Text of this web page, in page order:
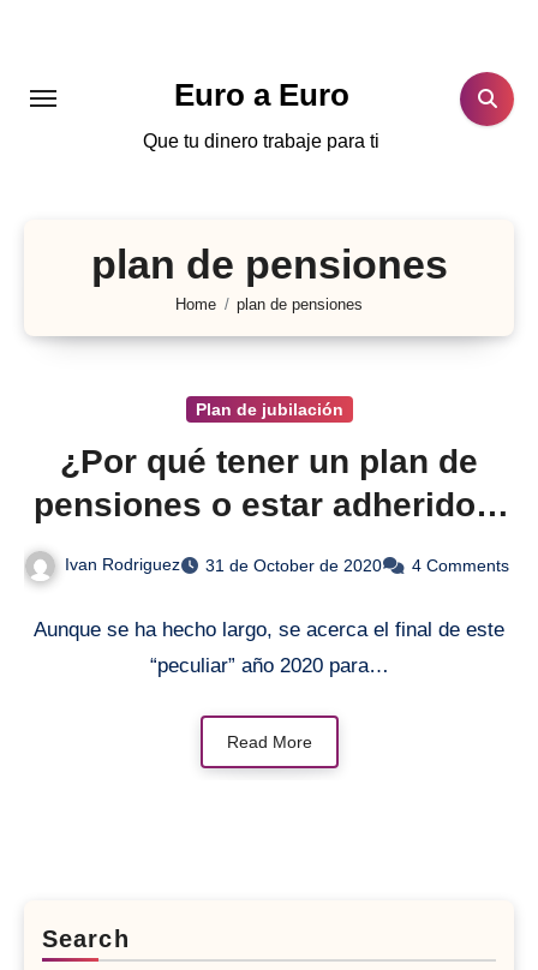
Euro a Euro
Que tu dinero trabaje para ti
plan de pensiones
Home plan de pensiones
Plan de jubilación
¿Por qué tener un plan de
pensiones o estar adherido a
un plan de previsión social
Ivan Rodriguez 31 de October de 2020 4 Comments
Aunque se ha hecho largo, se acerca el final de este
“peculiar” año 2020 para…
Read More
Search